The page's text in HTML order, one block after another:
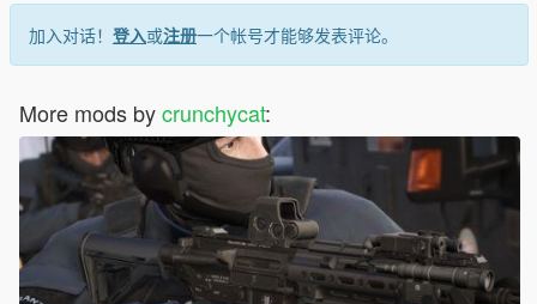
加入对话！ 登入或注册一个帐号才能够发表评论。
More mods bycrunchycat: